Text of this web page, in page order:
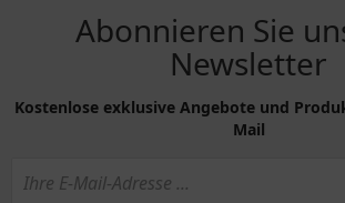
Abonnieren Sie
Newsletter
Kostenlose exklusive Angebote und
Mail